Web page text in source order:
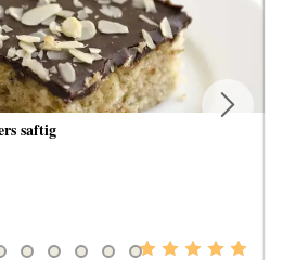
saftig